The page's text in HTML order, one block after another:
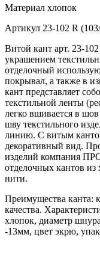
Материал хлопок
Артикул 23-102 R
Витой кант арт. 23-
украшением
отделочный
покрывал, а также в
кант представляет
текстильной ленты
легко вшивается в
шву текстильного
линию. С витым
декоративный вид.
изделий компания
отделочных кантов из
нити.
Преимущества канта:
качества.
хлопок, диаметр
-13мм, цвет экрю,